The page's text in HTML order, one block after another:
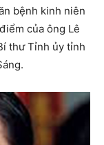
bệnh kinh niên
của ông Lê
thư Tỉnh ủy tỉnh